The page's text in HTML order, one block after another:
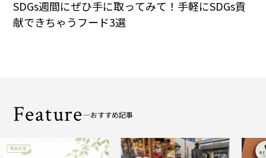
SDGs週間にぜひ手に取ってみて！手軽にSDGs貢
献できちゃうフード3選
Feature おすすめ記事